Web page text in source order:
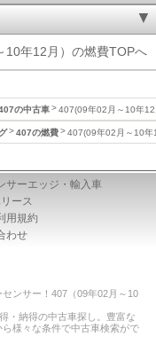
年12月）の燃費TOPへ
の中古車 407(09年02月～10年12
407の燃費 407(09年02月～10年
サーエッジ・輸入車
ース
用規約
わせ
ンサー！407（09年02月～10
・納得の中古車探し。豊富な
様々な条件で中古車検索がで